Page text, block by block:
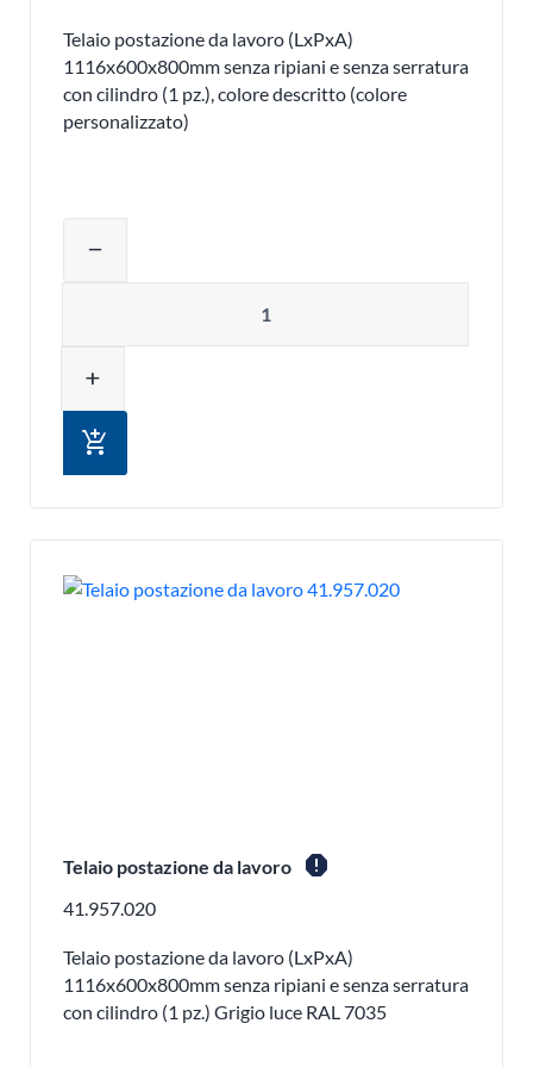
Telaio postazione da lavoro (LxPxA)
1116x600x800mm senza ripiani e senza serratura
con cilindro (1 pz.), colore descritto (colore
personalizzato)
remove
add
add_shopping_cart
Telaio postazione da lavoro report
41.957.020
Telaio postazione da lavoro (LxPxA)
1116x600x800mm senza ripiani e senza serratura
con cilindro (1 pz.) Grigio luce RAL 7035